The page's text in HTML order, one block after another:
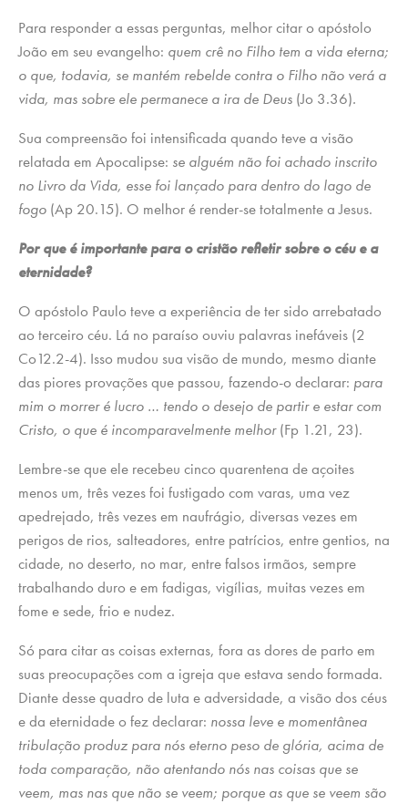
Para responder a essas perguntas, melhor citar o apóstolo
João em seu evangelho: quem crê no Filho tem a vida eterna;
o que, todavia, se mantém rebelde contra o Filho não verá a
vida, mas sobre ele permanece a ira de Deus (Jo 3.36).
Sua compreensão foi intensificada quando teve a visão
relatada em Apocalipse: se alguém não foi achado inscrito
no Livro da Vida, esse foi lançado para dentro do lago de
fogo (Ap 20.15). O melhor é render-se totalmente a Jesus.
Por que é importante para o cristão refletir sobre o céu e a
eternidade?
O apóstolo Paulo teve a experiência de ter sido arrebatado
ao terceiro céu. Lá no paraíso ouviu palavras inefáveis (2
Co12.2-4). Isso mudou sua visão de mundo, mesmo diante
das piores provações que passou, fazendo-o declarar: para
mim o morrer é lucro … tendo o desejo de partir e estar com
Cristo, o que é incomparavelmente melhor(Fp 1.21, 23).
Lembre-se que ele recebeu cinco quarentena de açoites
menos um, três vezes foi fustigado com varas, uma vez
apedrejado, três vezes em naufrágio, diversas vezes em
perigos de rios, salteadores, entre patrícios, entre gentios, na
cidade, no deserto, no mar, entre falsos irmãos, sempre
trabalhando duro e em fadigas, vigílias, muitas vezes em
fome e sede, frio e nudez.
Só para citar as coisas externas, fora as dores de parto em
suas preocupações com a igreja que estava sendo formada.
Diante desse quadro de luta e adversidade, a visão dos céus
e da eternidade o fez declarar: nossa leve e momentânea
tribulação produz para nós eterno peso de glória, acima de
toda comparação, não atentando nós nas coisas que se
veem, mas nas que não se veem; porque as que se veem são